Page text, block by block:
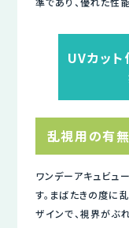
UVカット
乱視用の有無
ワンデーアキュビュ
す。まばたきの度に
ザインで、視界がぶ